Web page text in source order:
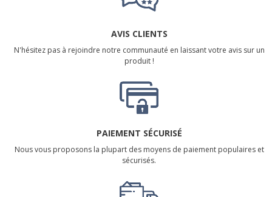
AVIS CLIENTS
N'hésitez pas à rejoindre notre communauté en laissant votre avis sur un
produit !
PAIEMENT SÉCURISÉ
Nous vous proposons la plupart des moyens de paiement populaires et
sécurisés.